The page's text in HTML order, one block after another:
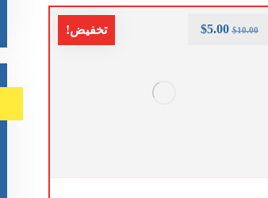
تخفيض! $10.00
$5.00